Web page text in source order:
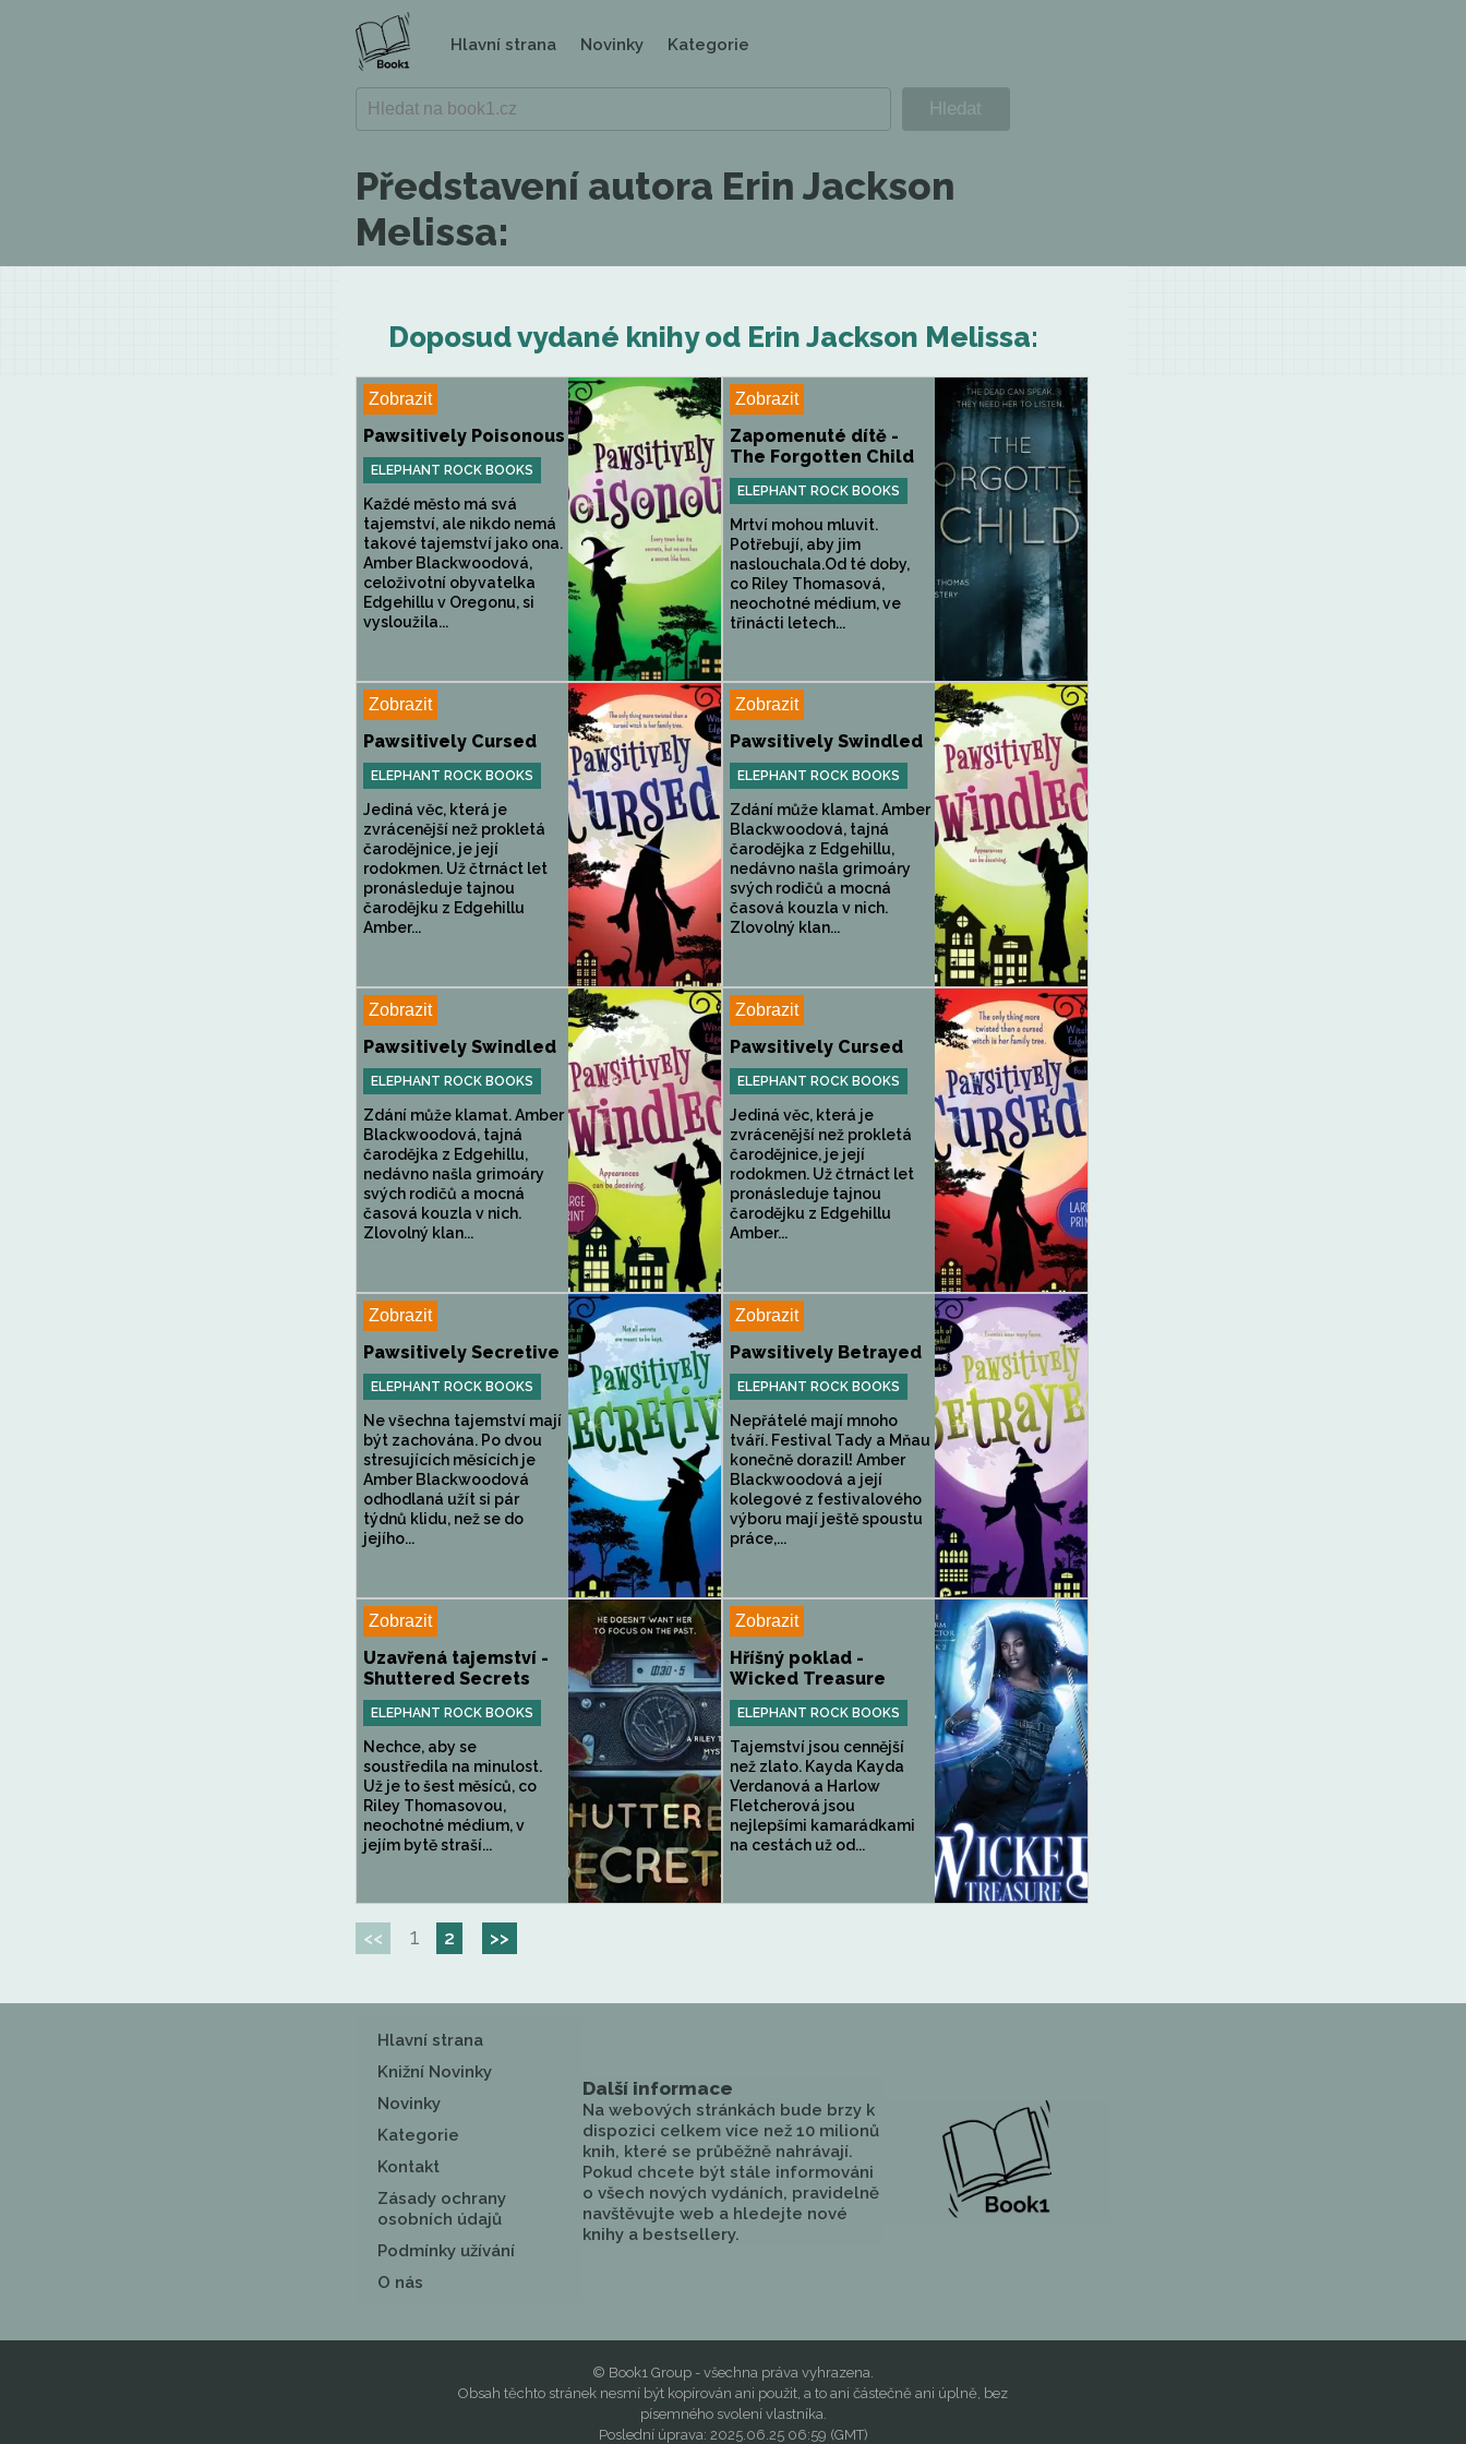
Hlavní strana Novinky Kategorie
Představení autora Erin Jackson
Melissa:
Doposud vydané knihy od Erin Jackson Melissa:
Zobrazit
Pawsitively Poisonous
ELEPHANT ROCK BOOKS
Každé město má svá
tajemství, ale nikdo nemá
takové tajemství jako ona.
Amber Blackwoodová,
celoživotní obyvatelka
Edgehillu v Oregonu, si
vysloužila...
Zobrazit
Zapomenuté dítě -
The Forgotten Child
ELEPHANT ROCK BOOKS
Mrtví mohou mluvit.
Potřebují, aby jim
naslouchala.Od té doby,
co Riley Thomasová,
neochotné médium, ve
třinácti letech...
Zobrazit
Pawsitively Cursed
ELEPHANT ROCK BOOKS
Jediná věc, která je
zvrácenější než prokletá
čarodějnice, je její
rodokmen. Už čtrnáct let
pronásleduje tajnou
čarodějku z Edgehillu
Amber...
Zobrazit
Pawsitively Swindled
ELEPHANT ROCK BOOKS
Zdání může klamat. Amber
Blackwoodová, tajná
čarodějka z Edgehillu,
nedávno našla grimoáry
svých rodičů a mocná
časová kouzla v nich.
Zlovolný klan...
Zobrazit
Pawsitively Swindled
ELEPHANT ROCK BOOKS
Zdání může klamat. Amber
Blackwoodová, tajná
čarodějka z Edgehillu,
nedávno našla grimoáry
svých rodičů a mocná
časová kouzla v nich.
Zlovolný klan...
Zobrazit
Pawsitively Cursed
ELEPHANT ROCK BOOKS
Jediná věc, která je
zvrácenější než prokletá
čarodějnice, je její
rodokmen. Už čtrnáct let
pronásleduje tajnou
čarodějku z Edgehillu
Amber...
Zobrazit
Pawsitively Secretive
ELEPHANT ROCK BOOKS
Ne všechna tajemství mají
být zachována. Po dvou
stresujících měsících je
Amber Blackwoodová
odhodlaná užít si pár
týdnů klidu, než se do
jejího...
Zobrazit
Pawsitively Betrayed
ELEPHANT ROCK BOOKS
Nepřátelé mají mnoho
tváří. Festival Tady a Mňau
konečně dorazil! Amber
Blackwoodová a její
kolegové z festivalového
výboru mají ještě spoustu
práce,...
Zobrazit
Uzavřená tajemství -
Shuttered Secrets
ELEPHANT ROCK BOOKS
Nechce, aby se
soustředila na minulost.
Už je to šest měsíců, co
Riley Thomasovou,
neochotné médium, v
jejím bytě straší...
Zobrazit
Hříšný poklad -
Wicked Treasure
ELEPHANT ROCK BOOKS
Tajemství jsou cennější
než zlato. Kayda Kayda
Verdanová a Harlow
Fletcherová jsou
nejlepšími kamarádkami
na cestách už od...
<< 1 2 >>
Hlavní strana
Knižní Novinky
Novinky
Kategorie
Kontakt
Zásady ochrany
osobních údajů
Podmínky užívání
O nás
Další informace
Na webových stránkách bude brzy k
dispozici celkem více než 10 milionů
knih, které se průběžně nahrávají.
Pokud chcete být stále informováni
o všech nových vydáních, pravidelně
navštěvujte web a hledejte nové
knihy a bestsellery.
© Book1 Group - všechna práva vyhrazena.
Obsah těchto stránek nesmí být kopírován ani použit, a to ani částečně ani úplně, bez
písemného svolení vlastníka.
Poslední úprava: 2025.06.25 06:59 (GMT)